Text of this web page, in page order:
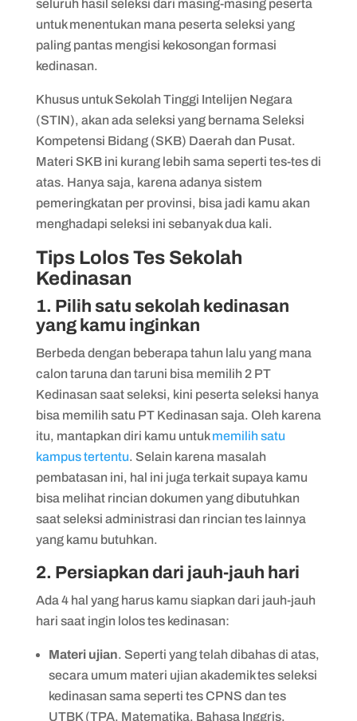
seluruh hasil seleksi dari masing-masing peserta
untuk menentukan mana peserta seleksi yang
paling pantas mengisi kekosongan formasi
kedinasan.
Khusus untuk Sekolah Tinggi Intelijen Negara
(STIN), akan ada seleksi yang bernama Seleksi
Kompetensi Bidang (SKB) Daerah dan Pusat.
Materi SKB ini kurang lebih sama seperti tes-tes di
atas. Hanya saja, karena adanya sistem
pemeringkatan per provinsi, bisa jadi kamu akan
menghadapi seleksi ini sebanyak dua kali.
Tips Lolos Tes Sekolah
Kedinasan
1. Pilih satu sekolah kedinasan
yang kamu inginkan
Berbeda dengan beberapa tahun lalu yang mana
calon taruna dan taruni bisa memilih 2 PT
Kedinasan saat seleksi, kini peserta seleksi hanya
bisa memilih satu PT Kedinasan saja. Oleh karena
itu, mantapkan diri kamu untukmemilih satu
kampus tertentu. Selain karena masalah
pembatasan ini, hal ini juga terkait supaya kamu
bisa melihat rincian dokumen yang dibutuhkan
saat seleksi administrasi dan rincian tes lainnya
yang kamu butuhkan.
2. Persiapkan dari jauh-jauh hari
Ada 4 hal yang harus kamu siapkan dari jauh-jauh
hari saat ingin lolos tes kedinasan:
Materi ujian. Seperti yang telah dibahas di atas,
secara umum materi ujian akademik tes seleksi
kedinasan sama seperti tes CPNS dan tes
UTBK (TPA, Matematika, Bahasa Inggris,